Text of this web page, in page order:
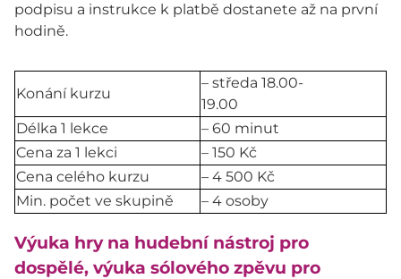
podpisu a instrukce k platbě dostanete až na první
hodině.
Konání kurzu
– středa 18.00-
19.00
Délka 1 lekce
– 60 minut
Cena za 1 lekci
– 150 Kč
Cena celého kurzu
– 4 500 Kč
Min. počet ve skupině
– 4 osoby
Výuka hry na hudební nástroj pro
dospělé, výuka sólového zpěvu pro